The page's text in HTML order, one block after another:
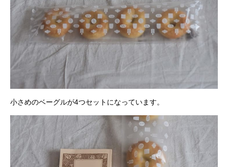
小さめのベーグルが4つセットになっています。